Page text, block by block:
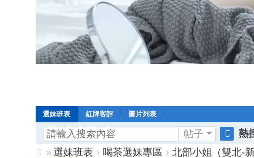
選妹班表 紅牌客評 圖片列表
帖子
搜
熱
» 選妹班表 › 喝茶選妹專區 › 北部小姐（雙北-新